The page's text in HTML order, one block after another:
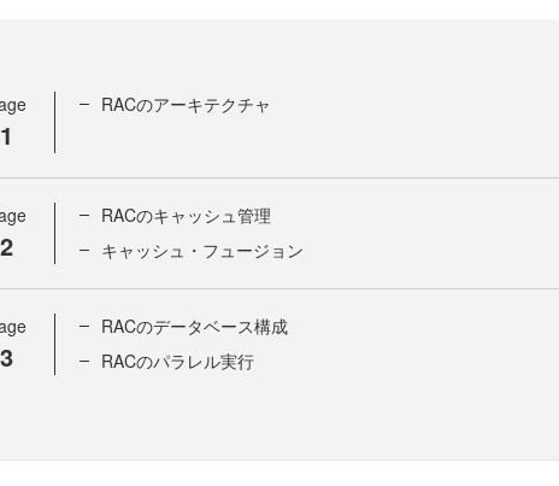
1
RACのアーキテクチャ
2
RACのキャッシュ管理
キャッシュ・フュージョン
3
RACのデータベース構成
RACのパラレル実行